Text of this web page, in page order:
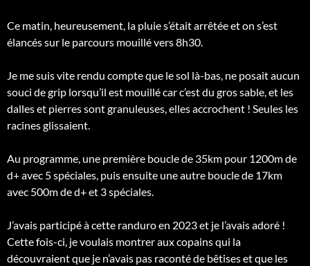
Ce matin, heureusement, la pluie s’était arrêtée et on s’est
élancés sur le parcours mouillé vers 8h30.
Je me suis vite rendu compte que le sol là-bas, ne posait aucun
souci de grip lorsqu’il est mouillé car c’est du gros sable,et les
dalles et pierres sont granuleuses, elles accrochent ! Seules les
racines glissaient.
Au programme, une première boucle de 35km pour 1200m de
d+ avec 5 spéciales, puis ensuite une autre boucle de 17km
avec 500m de d+ et 3 spéciales.
J’avais participé à cette randuro en 2023 et je l’avais adoré !
Cette fois-ci, je voulais montrer aux copains qui la
découvraient que je n’avais pas raconté de bêtises et que les